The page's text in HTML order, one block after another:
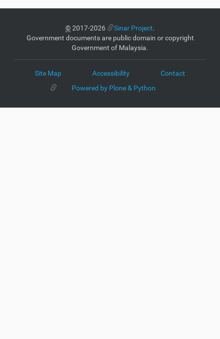
©2017-2026 Sinar Project.
Government documents are public domain or copyright
Government of Malaysia.
Site Map Accessibility
Contact
Powered by Plone & Python